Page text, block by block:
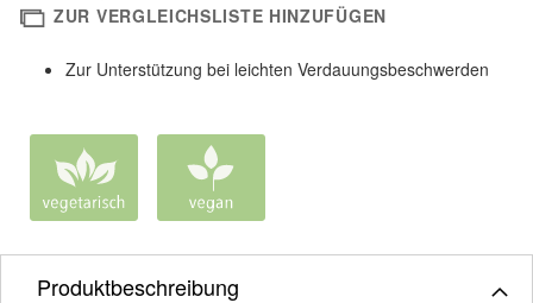
ZUR VERGLEICHSLISTE HINZUFÜGEN
Zur Unterstützung bei leichten Verdauungsbeschwerden
Produktbeschreibung